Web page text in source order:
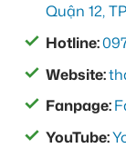
Quận 12,
Hotline:
Website:
Fanpage:
YouTube: